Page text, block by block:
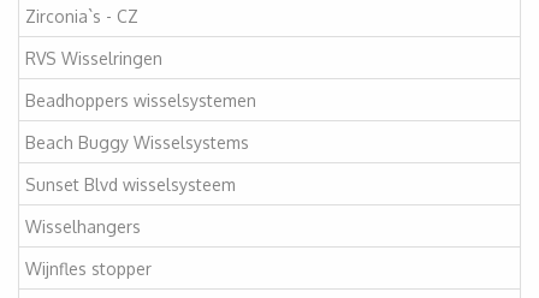
Zirconia`s - CZ
RVS Wisselringen
Beadhoppers wisselsystemen
Beach Buggy Wisselsystems
Sunset Blvd wisselsysteem
Wisselhangers
Wijnfles stopper